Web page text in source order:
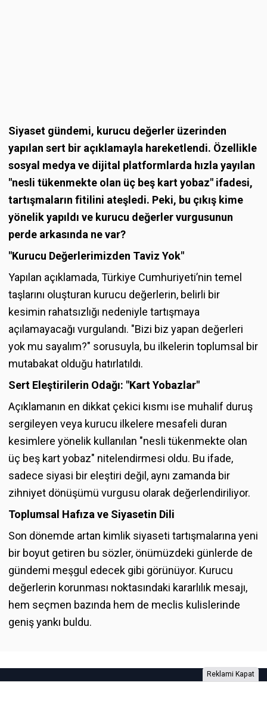
Siyaset gündemi, kurucu değerler üzerinden
yapılan sert bir açıklamayla hareketlendi. Özellikle
sosyal medya ve dijital platformlarda hızla yayılan
"nesli tükenmekte olan üç beş kart yobaz" ifadesi,
tartışmaların fitilini ateşledi. Peki, bu çıkış kime
yönelik yapıldı ve kurucu değerler vurgusunun
perde arkasında ne var?
"Kurucu Değerlerimizden Taviz Yok"
Yapılan açıklamada, Türkiye Cumhuriyeti’nin temel
taşlarını oluşturan kurucu değerlerin, belirli bir
kesimin rahatsızlığı nedeniyle tartışmaya
açılamayacağı vurgulandı. "Bizi biz yapan değerleri
yok mu sayalım?" sorusuyla, bu ilkelerin toplumsal bir
mutabakat olduğu hatırlatıldı.
Sert Eleştirilerin Odağı: "Kart Yobazlar"
Açıklamanın en dikkat çekici kısmı ise muhalif duruş
sergileyen veya kurucu ilkelere mesafeli duran
kesimlere yönelik kullanılan "nesli tükenmekte olan
üç beş kart yobaz" nitelendirmesi oldu. Bu ifade,
sadece siyasi bir eleştiri değil, aynı zamanda bir
zihniyet dönüşümü vurgusu olarak değerlendiriliyor.
Toplumsal Hafıza ve Siyasetin Dili
Son dönemde artan kimlik siyaseti tartışmalarına yeni
bir boyut getiren bu sözler, önümüzdeki günlerde de
gündemi meşgul edecek gibi görünüyor. Kurucu
değerlerin korunması noktasındaki kararlılık mesajı,
hem seçmen bazında hem de meclis kulislerinde
geniş yankı buldu.
Reklami Kapat